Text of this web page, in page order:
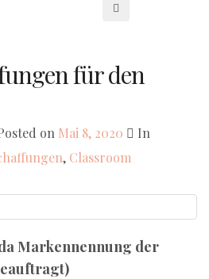
für den
on Mai 8, 2020
In
, Classroom
Markennennung der